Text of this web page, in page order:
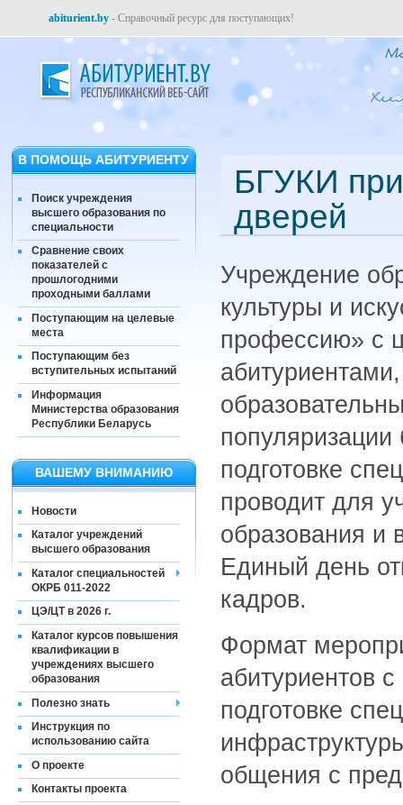
abiturient.by - Справочный ресурс для поступающих!
В ПОМОЩЬ АБИТУРИЕНТУ
Поиск учреждения
высшего образования по
специальности
Сравнение своих
показателей с
прошлогодними
проходными баллами
Поступающим на целевые
места
Поступающим без
вступительных испытаний
Информация
Министерства образования
Республики Беларусь
ВАШЕМУ ВНИМАНИЮ
Новости
Каталог учреждений
высшего образования
Каталог специальностей
ОКРБ 011-2022
ЦЭ/ЦТ в 2026 г.
Каталог курсов повышения
квалификации в
учреждениях высшего
образования
Полезно знать
Инструкция по
использованию сайта
О проекте
Контакты проекта
БГУКИ
дверей
Учреждение
культуры и
профессию» с
подготовке
проводит для
образования и
Единый день
кадров.
Формат
абитуриентов
подготовке
общения с